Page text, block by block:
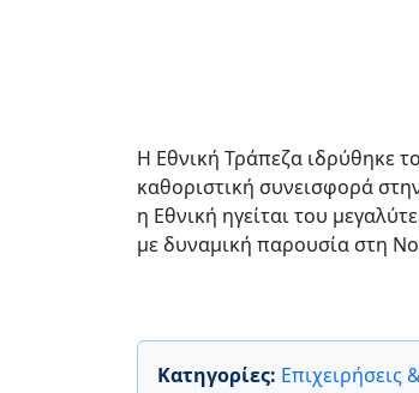
Η Εθνική Τράπεζα ιδρύθηκε
καθοριστική συνεισφορά
η Εθνική ηγείται του
με δυναμική παρουσία στη
Κατηγορίες: Επιχειρήσεις